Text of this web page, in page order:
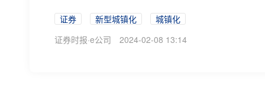
证券 新型城镇化
城镇化
证券时报·e公司
2024-02-08 13:14